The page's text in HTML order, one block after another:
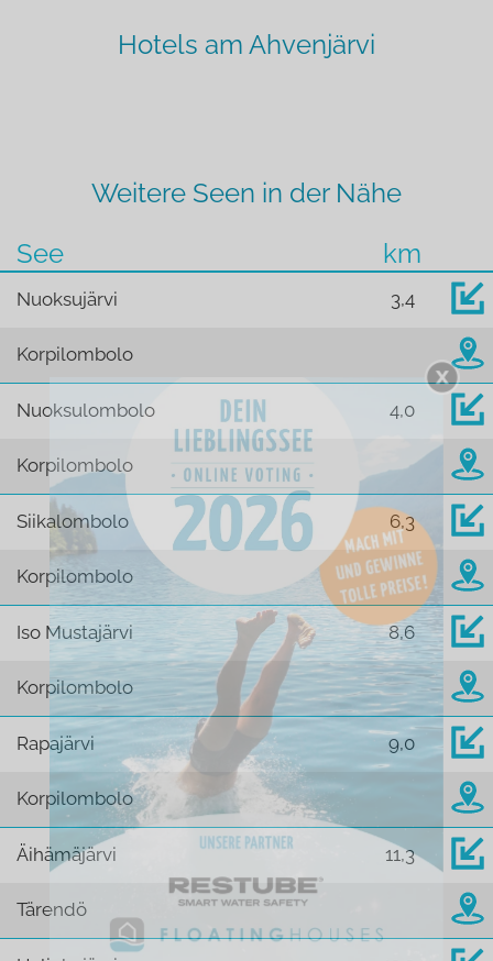
Hotels am Ahvenjärvi
Weitere Seen in der Nähe
See
km
Nuoksujärvi 3,4
Korpilombolo
Nuoksulombolo 4,0
Korpilombolo
Siikalombolo 6,3
Korpilombolo
Iso Mustajärvi 8,6
Korpilombolo
Rapajärvi 9,0
Korpilombolo
Äihämäjärvi 11,3
Tärendö